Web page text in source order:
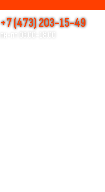
+7 (473) 203-15-49
пн-пт 09.00-18.00